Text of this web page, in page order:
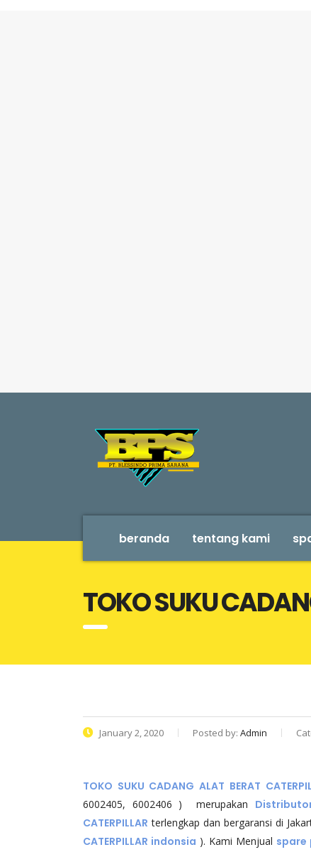
beranda tentang kami
TOKO SUKU
January 2, 2020 Posted by: Admin
TOKO SUKU CADANG ALAT BERAT
6002405, 6002406 ) merupakan
CATERPILLAR terlengkap dan bergaransi di
CATERPILLAR indonsia ). Kami Menjual spare